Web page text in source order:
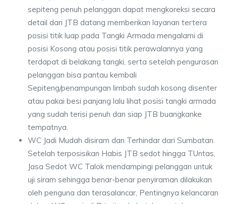
sepiteng penuh pelanggan dapat mengkoreksi secara
detail dari JTB datang memberikan layanan tertera
posisi titik luap pada Tangki Armada mengalami di
posisi Kosong atau posisi titik perawalannya yang
terdapat di belakang tangki, serta setelah pengurasan
pelanggan bisa pantau kembali
Sepiteng/penampungan limbah sudah kosong disenter
atau pakai besi panjang lalu lihat posisi tangki armada
yang sudah terisi penuh dan siap JTB buangkanke
tempatnya.
WC Jadi Mudah disiram dan Terhindar dari Sumbatan.
Setelah terposisikan Habis JTB sedot hingga TUntas,
Jasa Sedot WC Talok mendampingi pelanggan untuk
uji siram sehingga benar-benar penyiraman dilakukan
oleh penguna dan terasalancar, Pentingnya kelancaran